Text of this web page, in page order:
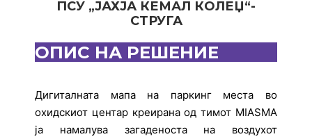
ПСУ „ЈАХЈА КЕМАЛ КОЛЕЏ“-
СТРУГА
ОПИС НА РЕШЕНИЕ
Дигиталната мапа на паркинг места во
охидскиот центар креирана од тимот MIASMA
ја намалува загаденоста на воздухот